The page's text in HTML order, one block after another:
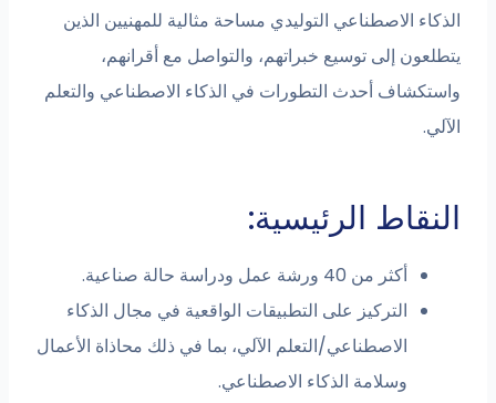
الذكاء الاصطناعي التوليدي مساحة مثالية للمهنيين الذين
يتطلعون إلى توسيع خبراتهم، والتواصل مع أقرانهم،
واستكشاف أحدث التطورات في الذكاء الاصطناعي والتعلم
الآلي.
النقاط الرئيسية:
أكثر من 40 ورشة عمل ودراسة حالة صناعية.
التركيز على التطبيقات الواقعية في مجال الذكاء
الاصطناعي/التعلم الآلي، بما في ذلك محاذاة الأعمال
وسلامة الذكاء الاصطناعي.